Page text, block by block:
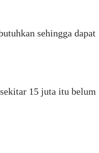
sehingga dapat
15 juta itu belum